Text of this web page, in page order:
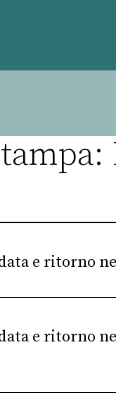
e ritorno
e ritorno